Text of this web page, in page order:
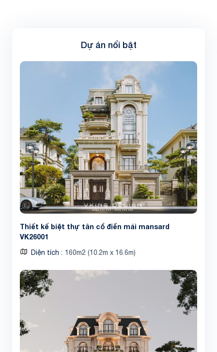
Dự án nổi bật
Thiết kế biệt thự tân cổ điển mái mansard
VK26001
Diện tích 160m2 (10.2m x 16.6m)